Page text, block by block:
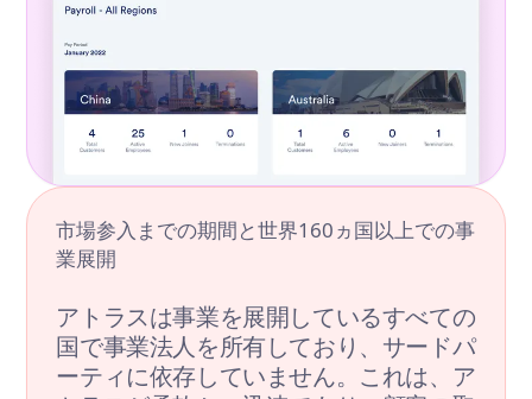
市場参入までの期間と世界160ヵ国以上での事
業展開
アトラスは事業を展開しているすべての
国で事業法人を所有しており、サードパ
ーティに依存していません。これは、ア